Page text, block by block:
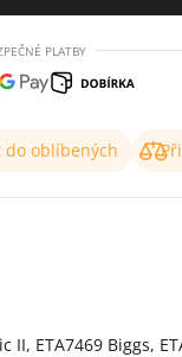
PLATBY
do oblíbených
II, ETA7469 Biggs,